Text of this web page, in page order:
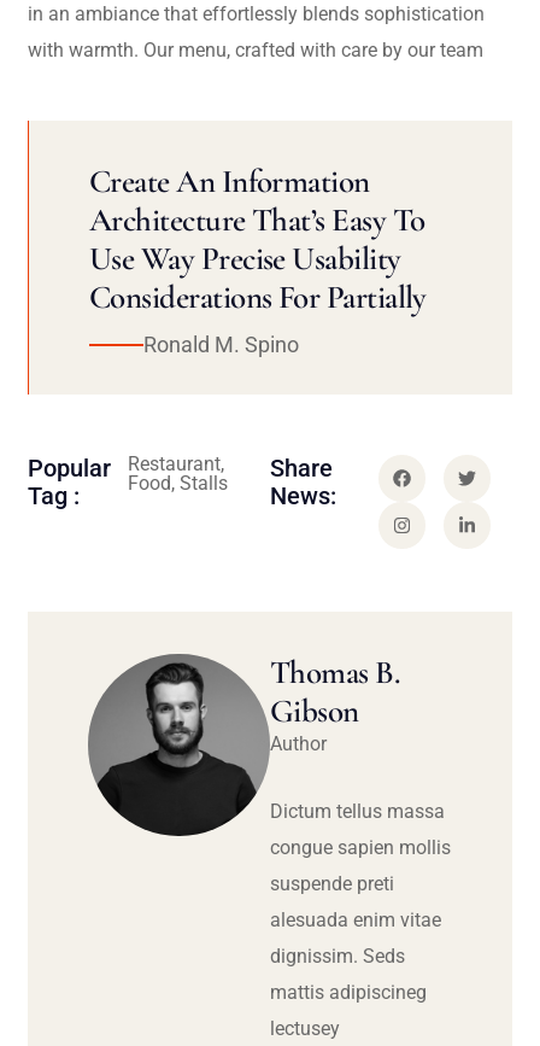
in an ambiance that effortlessly blends sophistication
with warmth. Our menu, crafted with care by our team
Create An Information
Architecture That’s Easy To
Use Way Precise Usability
Considerations For Partially
Ronald M. Spino
Popular
Tag :
Restaurant,
Food, Stalls
Share
News:
Thomas B.
Gibson
Author
Dictum tellus massa
congue sapien mollis
suspende preti
alesuada enim vitae
dignissim. Seds
mattis adipiscineg
lectusey